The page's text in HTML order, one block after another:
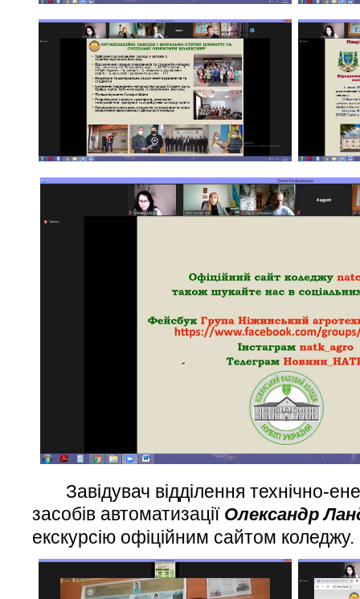
Завідувач відділення технічно-
засобів автоматизації Олександр
екскурсію офіційним сайтом коледжу.